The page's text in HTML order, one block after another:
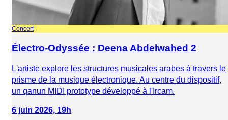
Concert
Électro-Odyssée : Deena Abdelwahed 2
L'artiste explore les structures musicales arabes à travers le
prisme de la musique électronique. Au centre du dispositif,
un qanun MIDI prototype développé à l'Ircam.
6 juin 2026, 19h